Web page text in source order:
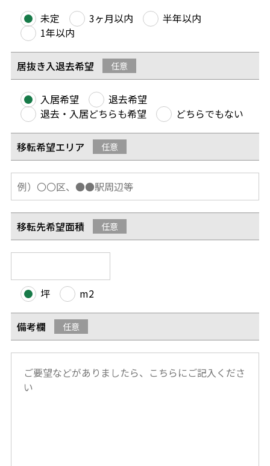
未定 3ヶ月以内
半年以内
1年以内
居抜き入退去希望 任意
入居希望
退去希望
退去・入居どちらも希望
どちらでもない
移転希望エリア 任意
移転先希望面積 任意
坪 m2
備考欄 任意